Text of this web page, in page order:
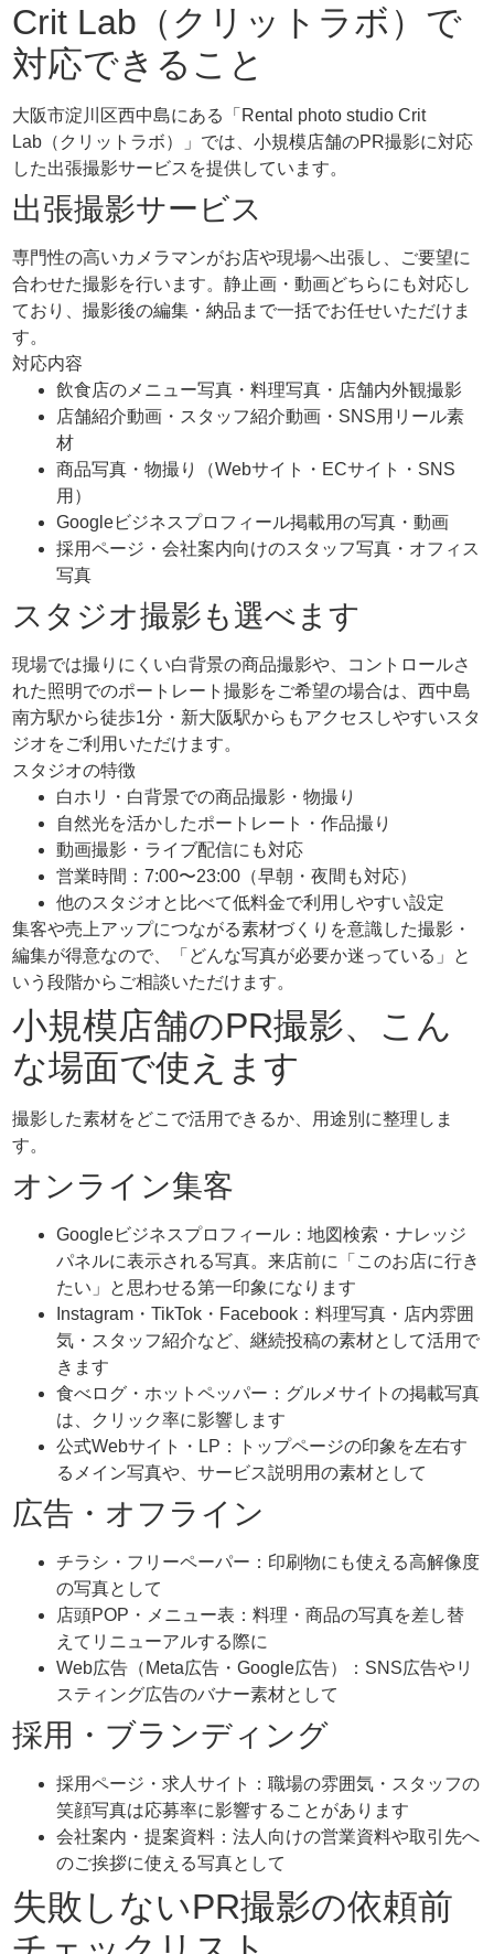
Crit Lab（クリットラボ）で
対応できること
大阪市淀川区西中島にある「Rental photo studio Crit
Lab（クリットラボ）」では、小規模店舗のPR撮影に対応
した出張撮影サービスを提供しています。
出張撮影サービス
専門性の高いカメラマンがお店や現場へ出張し、ご要望に
合わせた撮影を行います。静止画・動画どちらにも対応し
ており、撮影後の編集・納品まで一括でお任せいただけま
す。
対応内容
飲食店のメニュー写真・料理写真・店舗内外観撮影
店舗紹介動画・スタッフ紹介動画・SNS用リール素
材
商品写真・物撮り（Webサイト・ECサイト・SNS
用）
Googleビジネスプロフィール掲載用の写真・動画
採用ページ・会社案内向けのスタッフ写真・オフィス
写真
スタジオ撮影も選べます
現場では撮りにくい白背景の商品撮影や、コントロールさ
れた照明でのポートレート撮影をご希望の場合は、西中島
南方駅から徒歩1分・新大阪駅からもアクセスしやすいスタ
ジオをご利用いただけます。
スタジオの特徴
白ホリ・白背景での商品撮影・物撮り
自然光を活かしたポートレート・作品撮り
動画撮影・ライブ配信にも対応
営業時間：7:00〜23:00（早朝・夜間も対応）
他のスタジオと比べて低料金で利用しやすい設定
集客や売上アップにつながる素材づくりを意識した撮影・
編集が得意なので、「どんな写真が必要か迷っている」と
いう段階からご相談いただけます。
小規模店舗のPR撮影、こん
な場面で使えます
撮影した素材をどこで活用できるか、用途別に整理しま
す。
オンライン集客
Googleビジネスプロフィール：地図検索・ナレッジ
パネルに表示される写真。来店前に「このお店に行き
たい」と思わせる第一印象になります
Instagram・TikTok・Facebook：料理写真・店内雰囲
気・スタッフ紹介など、継続投稿の素材として活用で
きます
食べログ・ホットペッパー：グルメサイトの掲載写真
は、クリック率に影響します
公式Webサイト・LP：トップページの印象を左右す
るメイン写真や、サービス説明用の素材として
広告・オフライン
チラシ・フリーペーパー：印刷物にも使える高解像度
の写真として
店頭POP・メニュー表：料理・商品の写真を差し替
えてリニューアルする際に
Web広告（Meta広告・Google広告）：SNS広告やリ
スティング広告のバナー素材として
採用・ブランディング
採用ページ・求人サイト：職場の雰囲気・スタッフの
笑顔写真は応募率に影響することがあります
会社案内・提案資料：法人向けの営業資料や取引先へ
のご挨拶に使える写真として
失敗しないPR撮影の依頼前